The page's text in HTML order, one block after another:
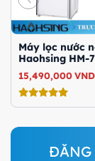
Máy lọc nước
Haohsing HM-
15,490,000VND
ĐĂNG